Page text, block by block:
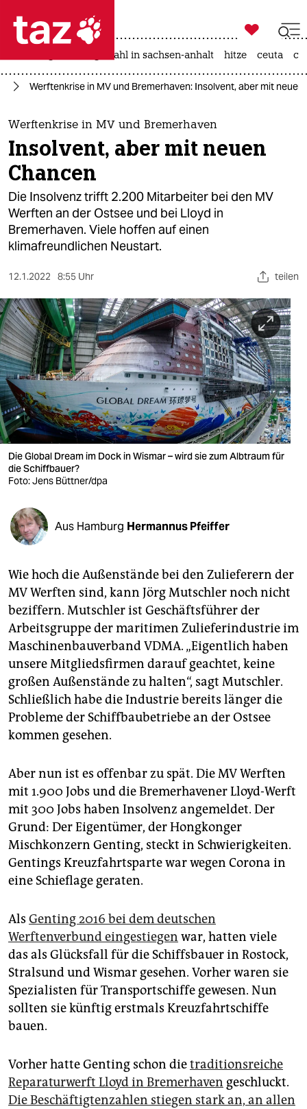
 taz zahl ich
taz zahl ich
themen
politik
öko
gesellschaft
kultur
sport
berlin
nord
wahrheit
verlag
verlag
veranstaltungen
shop
fragen & hilfe
unterstützen
genossenschaft
epaper login

taz zahl ich
landtagswahl in sachsen-anhalt hitze ceuta
Werftenkrise in MV und Bremerhaven: Insolvent, aber mit neuen
Werftenkrise in MV und Bremerhaven
Insolvent, aber mit neuen
Chancen
Die Insolvenz trifft 2.200 Mitarbeiter bei den MV
Werften an der Ostsee und bei Lloyd in
Bremerhaven. Viele hoffen auf einen
klimafreundlichen Neustart.
12.1.2022 8:55 Uhr teilen
Die Global Dream im Dock in Wismar – wird sie zum Albtraum für
die Schiffbauer?
Foto: Jens Büttner/dpa
Aus Hamburg Hermannus Pfeiffer
Wie hoch die Außenstände bei den Zulieferern der
MV Werften sind, kann Jörg Mutschler noch nicht
beziffern. Mutschler ist Geschäftsführer der
Arbeitsgruppe der maritimen Zulieferindustrie im
Maschinenbauverband VDMA. „Eigentlich haben
unsere Mitgliedsfirmen darauf geachtet, keine
großen Außenstände zu halten“, sagt Mutschler.
Schließlich habe die Industrie bereits länger die
Probleme der Schiffbaubetriebe an der Ostsee
kommen gesehen.
Aber nun ist es offenbar zu spät. Die MV Werften
mit 1.900 Jobs und die Bremerhavener Lloyd-Werft
mit 300 Jobs haben Insolvenz angemeldet. Der
Grund: Der Eigentümer, der Hongkonger
Mischkonzern Genting, steckt in Schwierigkeiten.
Gentings Kreuzfahrtsparte war wegen Corona in
eine Schieflage geraten.
Als Genting 2016 bei dem deutschen
Werftenverbund eingestiegen war, hatten viele
das als Glücksfall für die Schiffsbauer in Rostock,
Stralsund und Wismar gesehen. Vorher waren sie
Spezialisten für Transportschiffe gewesen. Nun
sollten sie künftig erstmals Kreuzfahrtschiffe
bauen.
Vorher hatte Genting schon dietraditionsreiche
Reparaturwerft Lloyd in Bremerhaven geschluckt.
Die Beschäftigtenzahlen stiegen stark an, an allen